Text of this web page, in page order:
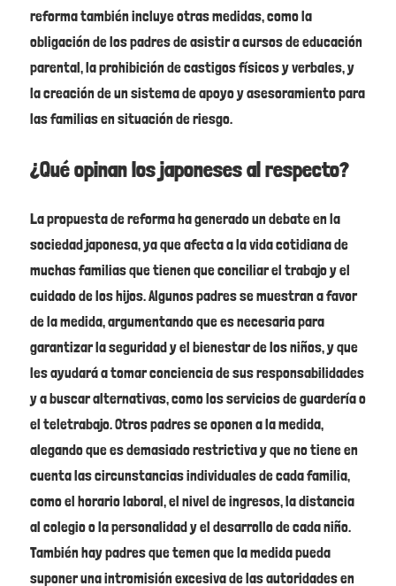
reforma también incluye otras medidas, como la
obligación de los padres de asistir a cursos de educación
parental, la prohibición de castigos físicos y verbales, y
la creación de un sistema de apoyo y asesoramiento para
las familias en situación de riesgo.
¿Qué opinan los japoneses al respecto?
La propuesta de reforma ha generado un debate en la
sociedad japonesa, ya que afecta a la vida cotidiana de
muchas familias que tienen que conciliar el trabajo y el
cuidado de los hijos. Algunos padres se muestran a favor
de la medida, argumentando que es necesaria para
garantizar la seguridad y el bienestar de los niños, y que
les ayudará a tomar conciencia de sus responsabilidades
y a buscar alternativas, como los servicios de guardería o
el teletrabajo. Otros padres se oponen a la medida,
alegando que es demasiado restrictiva y que no tiene en
cuenta las circunstancias individuales de cada familia,
como el horario laboral, el nivel de ingresos, la distancia
al colegio o la personalidad y el desarrollo de cada niño.
También hay padres que temen que la medida pueda
suponer una intromisión excesiva de las autoridades en